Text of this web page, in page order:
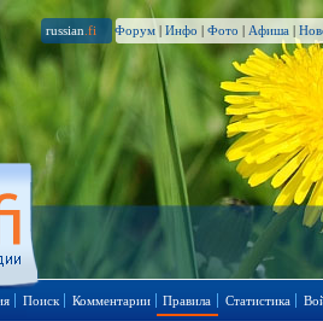
russian .fi Форум | Инфо | Фото | Афиша |
Поиск Комментарии Правила Статистика